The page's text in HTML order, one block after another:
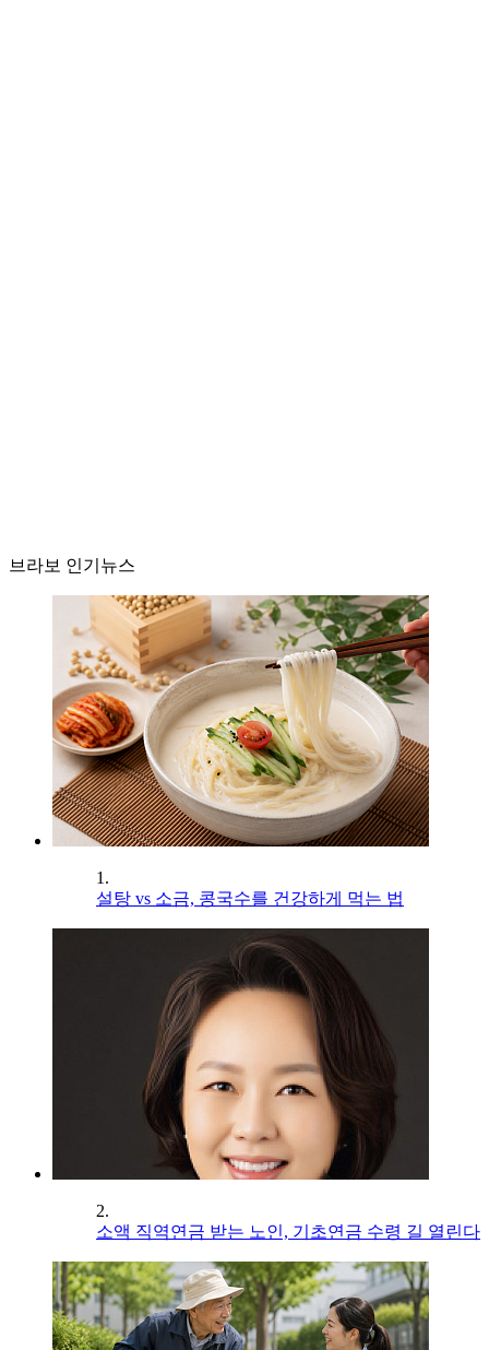
브라보 인기뉴스
1.
설탕 vs 소금, 콩국수를 건강하게 먹는 법
2.
소액 직역연금 받는 노인, 기초연금 수령 길 열린다